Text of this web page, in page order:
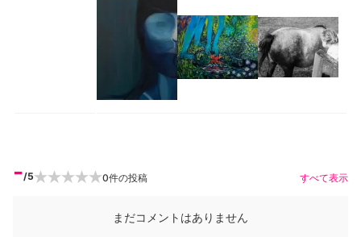
-/5 0件の投稿 すべて表示
まだコメントはありません